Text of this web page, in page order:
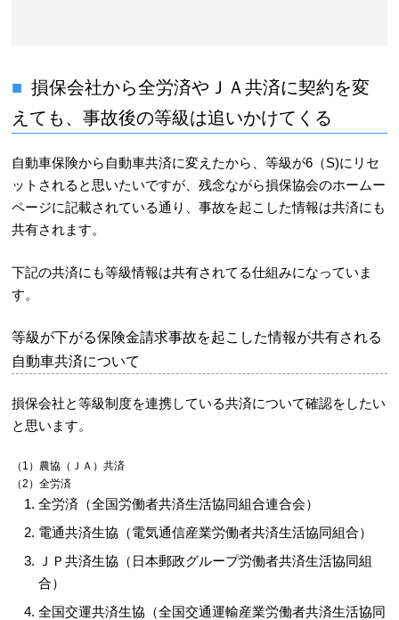
損保会社から全労済やＪＡ共済に契約を変
えても、事故後の等級は追いかけてくる
自動車保険から自動車共済に変えたから、等級が6（S)にリセ
ットされると思いたいですが、残念ながら損保協会のホームー
ページに記載されている通り、事故を起こした情報は共済にも
共有されます。
下記の共済にも等級情報は共有されてる仕組みになっていま
す。
等級が下がる保険金請求事故を起こした情報が共有される
自動車共済について
損保会社と等級制度を連携している共済について確認をしたい
と思います。
（1）農協（ＪＡ）共済
（2）全労済
全労済（全国労働者共済生活協同組合連合会）
電通共済生協（電気通信産業労働者共済生活協同組合）
ＪＰ共済生協（日本郵政グループ労働者共済生活協同組
合）
全国交運共済生協（全国交通運輸産業労働者共済生活協同